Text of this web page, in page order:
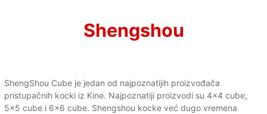
Shengshou
ShengShou Cube je jedan od najpoznatijih proizvođača
pristupačnih kocki iz Kine. Najpoznatiji proizvodi su 4x4 cube,
5x5 cube i 6x6 cube. Shengshou kocke već dugo vremena